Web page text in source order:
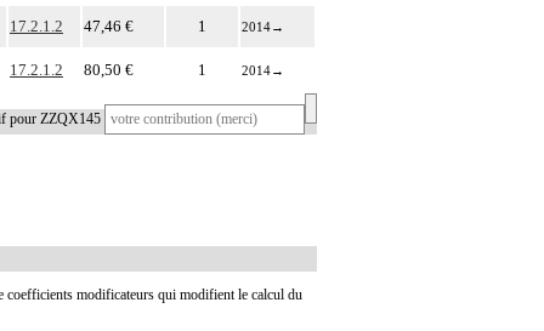
17.2.1.2 47,46 € 1 2014→
17.2.1.2 80,50 € 1 2014→
pour ZZQX145
coefficients modificateurs qui modifient le calcul du